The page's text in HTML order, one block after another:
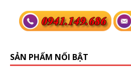
SẢN PHẨM NỔI BẬT